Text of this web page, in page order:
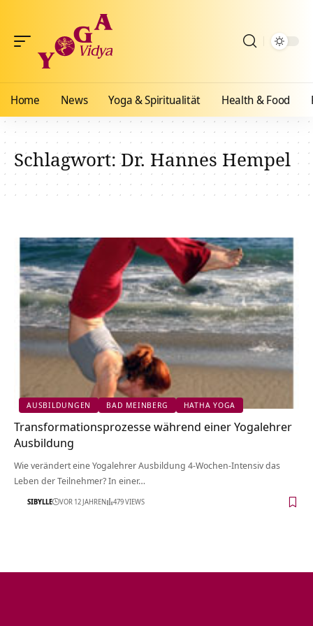
Home News Yoga & Spiritualität Health & Food
Schlagwort:Dr. Hannes Hempel
AUSBILDUNGEN BAD MEINBERG HATHA YOGA
Transformationsprozesse während einer Yogalehrer
Ausbildung
Wie verändert eine Yogalehrer Ausbildung 4-Wochen-Intensiv das
Leben der Teilnehmer? In einer…
SIBYLLE VOR 12 JAHREN 479 VIEWS